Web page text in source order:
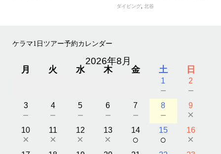
ダイビング ,北谷
ケラマ1日ツアー予約カレンダー
2026年8月
月 火 水 木 金 土 日
1
－
2
－
3
－
4
－
5
－
6
－
7
－
8
－
9
×
10
×
11
×
12
×
13
×
14
○
15
○
16
×